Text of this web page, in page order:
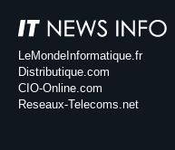
LeMondeInformatique.fr
Distributique.com
CIO-Online.com
Reseaux-Telecoms.net